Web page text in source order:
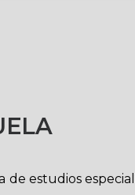
de estudios